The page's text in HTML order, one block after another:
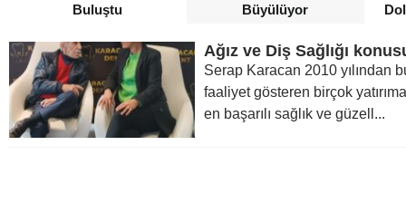
Buluştu
Büyülüyor
Serap Karacan 2010 yılından
faaliyet gösteren birçok
en başarılı sağlık ve güzell...